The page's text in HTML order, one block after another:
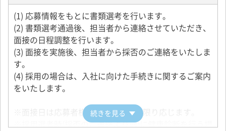
ぜひご応募ください。
(1) 応募情報をもとに書類選考を行います。
(2) 書類選考通過後、担当者から連絡させていただき、
面接の日程調整を行います。
(3) 面接を実施後、担当者から採否のご連絡をいたしま
す。
(4) 採用の場合は、入社に向けた手続きに関するご案内
をいたします。
※面接日は応募者様の希望にできる限り応じます。
※採用選考時(採否のご連絡より前)に健康診断を行う場
続きを見る